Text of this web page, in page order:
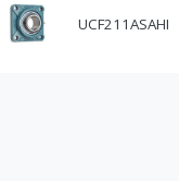
UCF211ASAHI